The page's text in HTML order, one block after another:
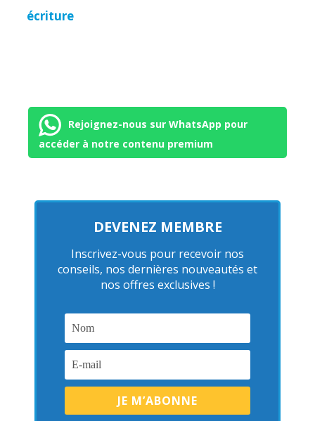
écriture
Rejoignez-nous sur WhatsApp pour
accéder à notre contenu premium
DEVENEZ MEMBRE
Inscrivez-vous pour recevoir nos
conseils, nos dernières nouveautés et
nos offres exclusives !